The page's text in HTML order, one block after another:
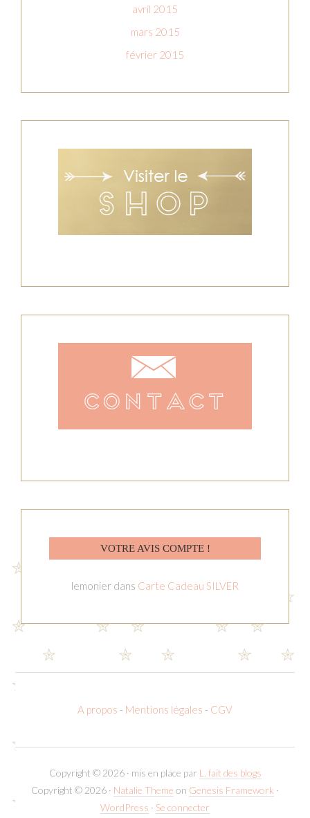
avril 2015
mars 2015
février 2015
VOTRE AVIS COMPTE !
lemonier dans Carte Cadeau SILVER
A propos - Mentions légales - CGV
Copyright © 2026 · mis en place par L. fait des blogs
Copyright © 2026 · Natalie Theme on Genesis Framework ·
WordPress · Se connecter